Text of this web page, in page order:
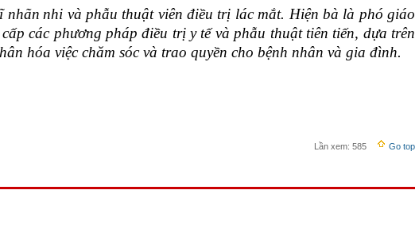
nhãn nhi và phẫu thuật viên điều trị lác mắt. Hiện bà là phó giáo
các phương pháp điều trị y tế và phẫu thuật tiên tiến, dựa trên
hóa việc chăm sóc và trao quyền cho bệnh nhân và gia đình.
Lần xem: 585 Go top